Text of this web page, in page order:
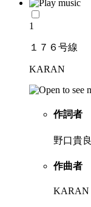
1
１７６号線
KARAN
作詞者
野口貴良
作曲者
KARAN